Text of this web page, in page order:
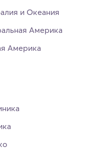
и Океания
Америка
Америка